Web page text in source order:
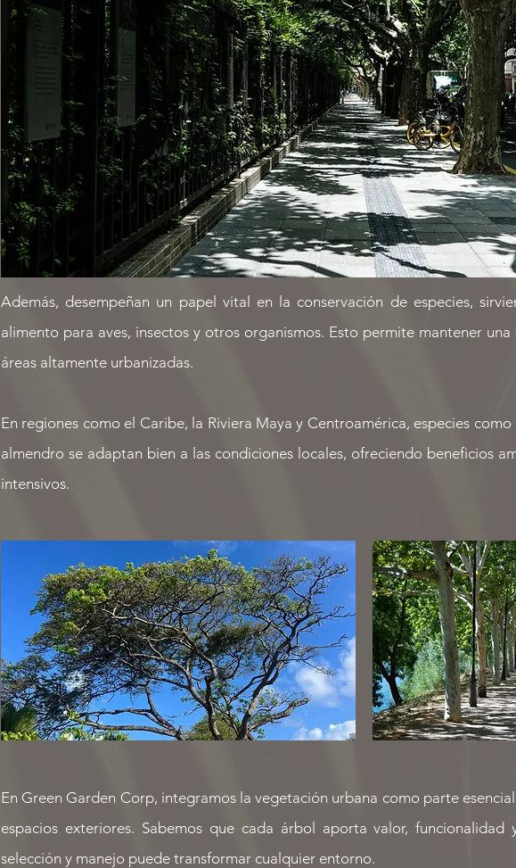
Además, desempeñan un papel vital en la conservación de especies,
alimento para aves, insectos y otros organismos. Esto permite mantener
áreas altamente urbanizadas.
En regiones como el Caribe, la Riviera Maya y Centroamérica, especies
almendro se adaptan bien a las condiciones locales, ofreciendo beneficios
intensivos.
En Green Garden Corp, integramos la vegetación urbana como parte
espacios exteriores. Sabemos que cada árbol aporta valor,
selección y manejo puede transformar cualquier entorno.